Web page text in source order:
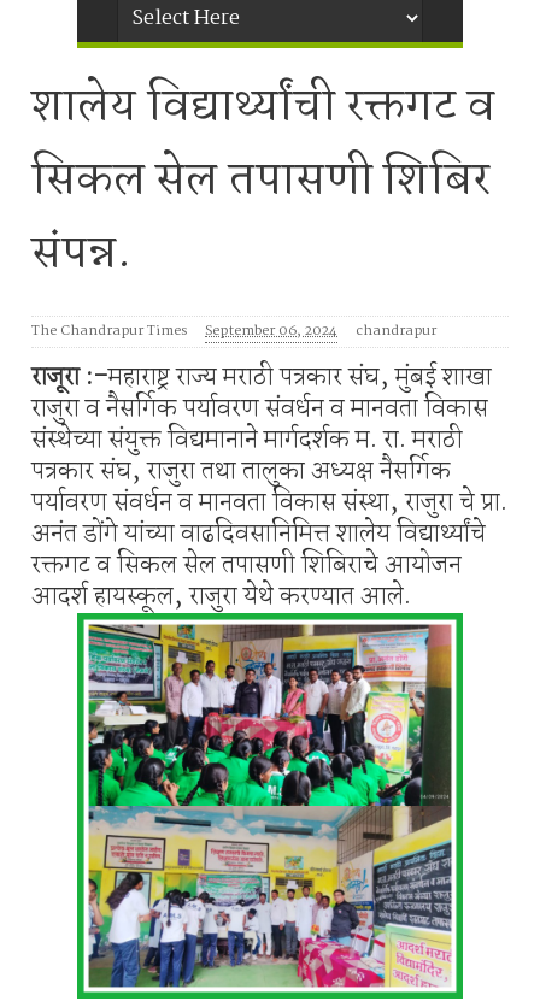
शालेय विद्यार्थ्यांची रक्तगट व
सिकल सेल तपासणी शिबिर
संपन्न.
The Chandrapur Times September 06, 2024 chandrapur
राजूरा :-महाराष्ट्र राज्य मराठी पत्रकार संघ, मुंबई शाखा
राजुरा व नैसर्गिक पर्यावरण संवर्धन व मानवता विकास
संस्थेच्या संयुक्त विद्यमानाने मार्गदर्शक म. रा. मराठी
पत्रकार संघ, राजुरा तथा तालुका अध्यक्ष नैसर्गिक
पर्यावरण संवर्धन व मानवता विकास संस्था, राजुरा चे प्रा.
अनंत डोंगे यांच्या वाढदिवसानिमित्त शालेय विद्यार्थ्यांचे
रक्तगट व सिकल सेल तपासणी शिबिराचे आयोजन
आदर्श हायस्कूल, राजुरा येथे करण्यात आले.